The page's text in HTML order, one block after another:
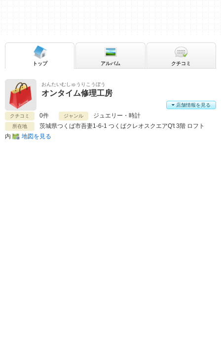
おんたいむしゅうりこうぼう
オンタイム修理工房
クチコミ 0件 ジャンル ジュエリー・時計
所在地 茨城県つくば市吾妻1-6-1 つくばクレオスクエアQ't 3階 ロフト
内
地図を見る
店舗情報を見る
トップ アルバム クチコミ